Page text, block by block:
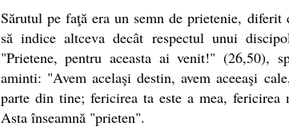
Sărutul pe faţă era un semn de prietenie,
să indice altceva decât respectul unui
"Prietene, pentru aceasta ai venit!" (26,50),
aminti: "Avem acelaşi destin, avem aceeaşi
parte din tine; fericirea ta este a mea, fericirea
Asta înseamnă "prieten".